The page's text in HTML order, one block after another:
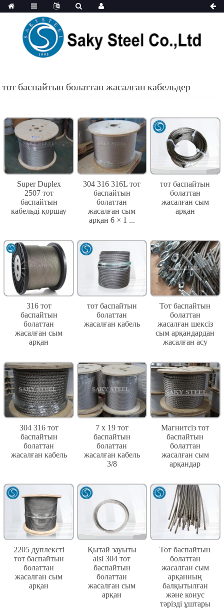
тот баспайтын болаттан жасалған кабельдер
Super Duplex
2507 тот
баспайтын
кабельді қоршау
304 316 316L тот
баспайтын
болаттан
жасалған сым
арқан 6 × 1 ...
тот баспайтын
болаттан
жасалған сым
арқан
316 тот
баспайтын
болаттан
жасалған сым
арқан
тот баспайтын
болаттан
жасалған кабель
Тот баспайтын
болаттан
жасалған шексіз
сым арқандардан
жасалған асу
304 316 тот
баспайтын
болаттан
жасалған кабель
7 x 19 тот
баспайтын
болаттан
жасалған кабель
3/8
Магнитсіз тот
баспайтын
болаттан
жасалған сым
арқандар
2205 дуплексті
тот баспайтын
болаттан
жасалған сым
арқан
Қытай зауыты
aisi 304 тот
баспайтын
болаттан
жасалған сым
арқан
Тот баспайтын
болаттан
жасалған сым
арқанның
балқытылған
және конус
тәрізді ұштары